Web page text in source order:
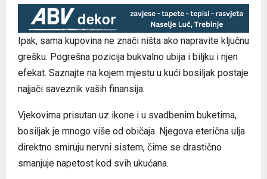
Ipak, sama kupovina ne znači ništa ako napravite ključnu
grešku. Pogrešna pozicija bukvalno ubija i biljku i njen
efekat. Saznajte na kojem mjestu u kući bosiljak postaje
najjači saveznik vaših finansija.
Vjekovima prisutan uz ikone i u svadbenim buketima,
bosiljak je mnogo više od običaja. Njegova eterična ulja
direktno smiruju nervni sistem, čime se drastično
smanjuje napetost kod svih ukućana.